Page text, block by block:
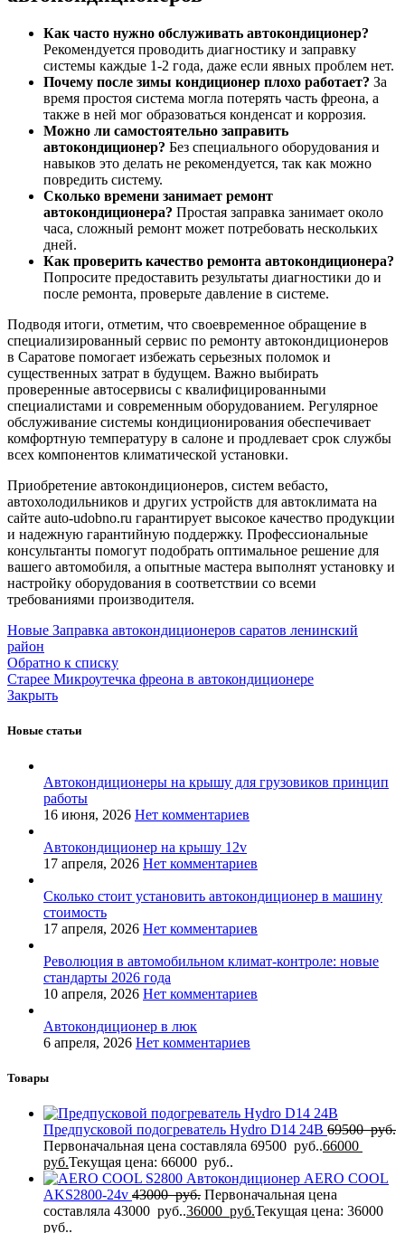
Как часто нужно обслуживать автокондиционер?
Рекомендуется проводить диагностику и заправку
системы каждые 1-2 года, даже если явных проблем нет.
Почему после зимы кондиционер плохо работает? За
время простоя система могла потерять часть фреона, а
также в ней мог образоваться конденсат и коррозия.
Можно ли самостоятельно заправить
автокондиционер? Без специального оборудования и
навыков это делать не рекомендуется, так как можно
повредить систему.
Сколько времени занимает ремонт
автокондиционера? Простая заправка занимает около
часа, сложный ремонт может потребовать нескольких
дней.
Как проверить качество ремонта автокондиционера?
Попросите предоставить результаты диагностики до и
после ремонта, проверьте давление в системе.
Подводя итоги, отметим, что своевременное обращение в
специализированный сервис по ремонту автокондиционеров
в Саратове помогает избежать серьезных поломок и
существенных затрат в будущем. Важно выбирать
проверенные автосервисы с квалифицированными
специалистами и современным оборудованием. Регулярное
обслуживание системы кондиционирования обеспечивает
комфортную температуру в салоне и продлевает срок службы
всех компонентов климатической установки.
Приобретение автокондиционеров, систем вебасто,
автохолодильников и других устройств для автоклимата на
сайте auto-udobno.ru гарантирует высокое качество продукции
и надежную гарантийную поддержку. Профессиональные
консультанты помогут подобрать оптимальное решение для
вашего автомобиля, а опытные мастера выполнят установку и
настройку оборудования в соответствии со всеми
требованиями производителя.
Новые Заправка автокондиционеров саратов ленинский
район
Обратно к списку
Старее Микроутечка фреона в автокондиционере
Закрыть
Новые статьи
Автокондиционеры на крышу для грузовиков принцип
работы
16 июня, 2026 Нет комментариев
Автокондиционер на крышу 12v
17 апреля, 2026 Нет комментариев
Сколько стоит установить автокондиционер в машину
стоимость
17 апреля, 2026 Нет комментариев
Революция в автомобильном климат-контроле: новые
стандарты 2026 года
10 апреля, 2026 Нет комментариев
Автокондиционер в люк
6 апреля, 2026 Нет комментариев
Товары
Предпусковой подогреватель Hydro D14 24В 69500руб.
Первоначальная цена составляла 69500 руб..66000
руб.Текущая цена: 66000 руб..
Автокондиционер AERO COOL
AKS2800-24v 43000руб. Первоначальная цена
составляла 43000 руб..36000 руб.Текущая цена: 36000
руб..